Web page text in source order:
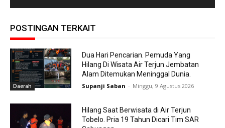
POSTINGAN TERKAIT
Daerah
Dua Hari Pencarian. Pemuda Yang
Hilang Di Wisata Air Terjun Jembatan
Alam Ditemukan Meninggal Dunia.
Supanji Saban - Minggu, 9 Agustus 2026
Hilang Saat Berwisata di Air Terjun
Tobelo. Pria 19 Tahun Dicari Tim SAR